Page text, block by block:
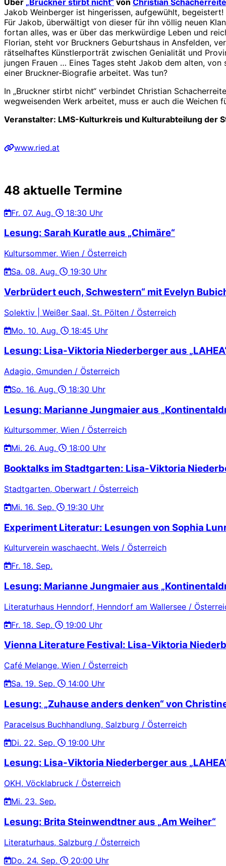
Jakob Weinberger ist hingerissen, aufgewühlt,
Für Jakob, überwältigt von dieser für ihn völlig neuen
fortan alles, was er über das merkwürdige Leben und
Florian, steht vor Bruckners Geburtshaus in Ansfelden,
rätselhaftes Künstlerporträt zwischen Genialität und
jungen Frauen … Eines Tages steht Jakob dem alten,
einer Bruckner-Biografie arbeitet. Was tun?
In „Bruckner stirbt nicht“ verbindet Christian
wegweisenden Werk arbeitet, muss er auch die Weichen
Veranstalter: LMS-Kulturkreis und Kulturabteilung der
www.ried.at
48 aktuelle Termine
Fr. 07. Aug. 18:30 Uhr
Lesung: Sarah Kuratle aus „Chimäre“
Kultursommer, Wien / Österreich
Sa. 08. Aug. 19:30 Uhr
Verbrüdert euch, Schwestern“ mit Evelyn
Solektiv | Weißer Saal, St. Pölten / Österreich
Mo. 10. Aug. 18:45 Uhr
Lesung: Lisa-Viktoria Niederberger aus
Adagio, Gmunden / Österreich
So. 16. Aug. 18:30 Uhr
Lesung: Marianne Jungmaier aus
Kultursommer, Wien / Österreich
Mi. 26. Aug. 18:00 Uhr
Booktalks im Stadtgarten: Lisa-Viktoria
Stadtgarten, Oberwart / Österreich
Mi. 16. Sep. 19:30 Uhr
Experiment Literatur: Lesungen von Sophia
Kulturverein waschaecht, Wels / Österreich
Fr. 18. Sep.
Lesung: Marianne Jungmaier aus
Literaturhaus Henndorf, Henndorf am Wallersee /
Fr. 18. Sep. 19:00 Uhr
Vienna Literature Festival: Lisa-Viktoria
Café Melange, Wien / Österreich
Sa. 19. Sep. 14:00 Uhr
Lesung: „Zuhause anders denken“ von
Paracelsus Buchhandlung, Salzburg / Österreich
Di. 22. Sep. 19:00 Uhr
Lesung: Lisa-Viktoria Niederberger aus
OKH, Vöcklabruck / Österreich
Mi. 23. Sep.
Lesung: Brita Steinwendtner aus „Am Weiher“
Literaturhaus, Salzburg / Österreich
Do. 24. Sep. 20:00 Uhr